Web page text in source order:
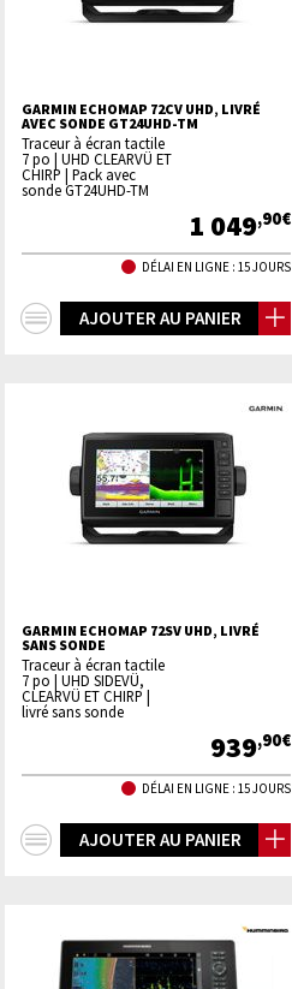
GARMIN ECHOMAP 72CV UHD, LIVRÉ
AVEC SONDE GT24UHD-TM
Traceur à écran tactile
7 po | UHD CLEARVÜ ET
CHIRP | Pack avec
sonde GT24UHD-TM
1 049,90€
DÉLAI EN LIGNE : 15 JOURS
AJOUTER AU PANIER
GARMIN ECHOMAP 72SV UHD, LIVRÉ
SANS SONDE
Traceur à écran tactile
7 po | UHD SIDEVÜ,
CLEARVÜ ET CHIRP |
livré sans sonde
939,90€
DÉLAI EN LIGNE : 15 JOURS
AJOUTER AU PANIER